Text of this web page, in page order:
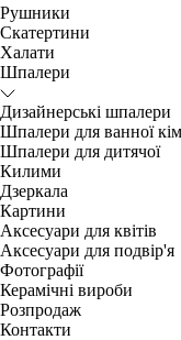
Рушники
Скатертини
Халати
Шпалери
Дизайнерські шпалери
Шпалери для ванної
Шпалери для дитячої
Килими
Дзеркала
Картини
Аксесуари для квітів
Аксесуари для подвір'я
Фотографії
Керамічні вироби
Розпродаж
Контакти